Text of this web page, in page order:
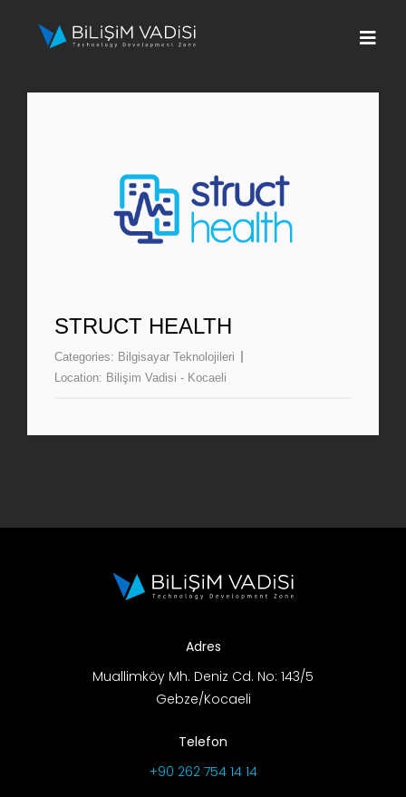
Hakkımızda
Programlar
İletişim
Fona Başvur
STRUCT HEALTH
Categories: Bilgisayar Teknolojileri
Location: Bilişim Vadisi - Kocaeli
Adres
Muallimköy Mh. Deniz Cd. No: 143/5
Gebze/Kocaeli
Telefon
+90 262 754 14 14